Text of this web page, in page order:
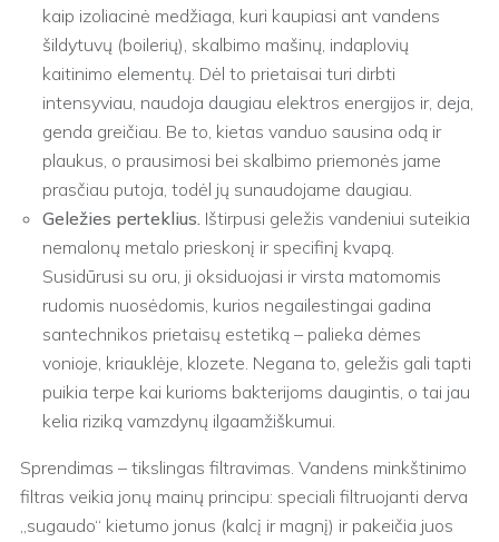
kaip izoliacinė medžiaga, kuri kaupiasi ant vandens
šildytuvų (boilerių), skalbimo mašinų, indaplovių
kaitinimo elementų. Dėl to prietaisai turi dirbti
intensyviau, naudoja daugiau elektros energijos ir, deja,
genda greičiau. Be to, kietas vanduo sausina odą ir
plaukus, o prausimosi bei skalbimo priemonės jame
prasčiau putoja, todėl jų sunaudojame daugiau.
Geležies perteklius. Ištirpusi geležis vandeniui suteikia
nemalonų metalo prieskonį ir specifinį kvapą.
Susidūrusi su oru, ji oksiduojasi ir virsta matomomis
rudomis nuosėdomis, kurios negailestingai gadina
santechnikos prietaisų estetiką – palieka dėmes
vonioje, kriauklėje, klozete. Negana to, geležis gali tapti
puikia terpe kai kurioms bakterijoms daugintis, o tai jau
kelia riziką vamzdynų ilgaamžiškumui.
Sprendimas – tikslingas filtravimas. Vandens minkštinimo
filtras veikia jonų mainų principu: speciali filtruojanti derva
„sugaudo“ kietumo jonus (kalcį ir magnį) ir pakeičia juos